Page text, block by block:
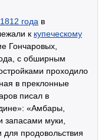
1812 года в
к купеческому
Гончаровых,
с обширным
проходило
в преклонные
писал в
«Амбары,
муки,
для продовольствия